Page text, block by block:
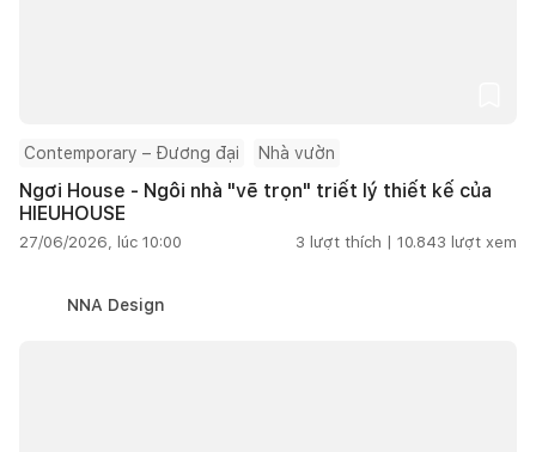
Contemporary – Đương đại Nhà vườn
Ngơi House - Ngôi nhà "vẽ trọn" triết lý thiết kế của
HIEUHOUSE
27/06/2026, lúc 10:00 3 lượt thích | 10.843 lượt xem
NNA Design